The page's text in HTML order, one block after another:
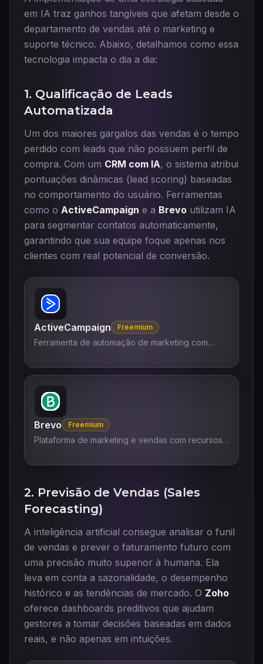
em IA traz ganhos tangíveis que afetam desde o
departamento de vendas até o marketing e
suporte técnico. Abaixo, detalhamos como essa
tecnologia impacta o dia a dia:
1. Qualificação de Leads
Automatizada
Um dos maiores gargalos das vendas é o tempo
perdido com leads que não possuem perfil de
compra. Com um CRM com IA, o sistema atribui
pontuações dinâmicas (lead scoring) baseadas
no comportamento do usuário. Ferramentas
como o ActiveCampaign e a Brevo utilizam IA
para segmentar contatos automaticamente,
garantindo que sua equipe foque apenas nos
clientes com real potencial de conversão.
ActiveCampaign Freemium
Ferramenta de automação de marketing com
Brevo Freemium
Plataforma de marketing e vendas com recursos
2. Previsão de Vendas (Sales
Forecasting)
A inteligência artificial consegue analisar o funil
de vendas e prever o faturamento futuro com
uma precisão muito superior à humana. Ela
leva em conta a sazonalidade, o desempenho
histórico e as tendências de mercado. O Zoho
oferece dashboards preditivos que ajudam
gestores a tomar decisões baseadas em dados
reais, e não apenas em intuições.